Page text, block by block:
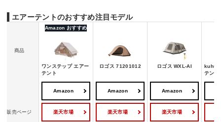
エアーテントのおすすめ注目モデル
商品
Amazon おすすめ
ワンステップ エアー
テント
ロゴス 71201012 ロゴス WXL-AI
テント
販売ページ
Amazon
楽天市場
Amazon
楽天市場
Amazon
楽天市場